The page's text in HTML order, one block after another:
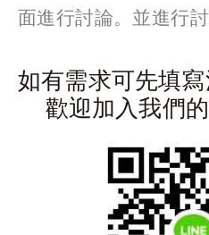
面進行討論。並進行討
如有需求可先填
歡迎加入我們